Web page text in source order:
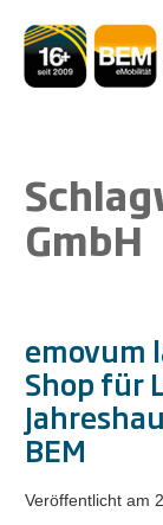
Inhalt
springen
GmbH
emovum
Shop für
BEM
Veröffentlicht am